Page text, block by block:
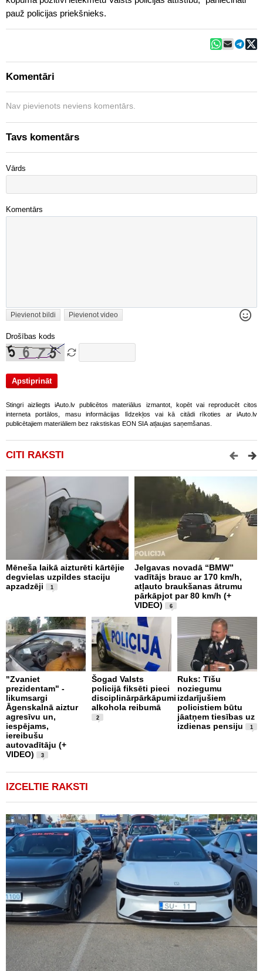
pauž policijas priekšnieks.
Komentāri
Nav pievienots neviens komentārs.
Tavs komentārs
Vārds
Komentārs
Pievienot bildi Pievienot video
Drošības kods
Stingri aizliegts iAuto.lv publicētos materiālus izmantot, kopēt vai reproducēt citos
interneta portālos, masu informācijas līdzekļos vai kā citādi rīkoties ar iAuto.lv
publicētajiem materiāliem bez rakstiskas EON SIA atļaujas saņemšanas.
CITI RAKSTI
Mēneša laikā aizturēti kārtējie
degvielas uzpildes staciju
apzadzēji
1
Jelgavas novadā “BMW”
vadītājs brauc ar 170 km/h,
atļauto braukšanas ātrumu
pārkāpjot par 80 km/h (+
VIDEO)
6
"Zvaniet
prezidentam" -
likumsargi
Āgenskalnā aiztur
agresīvu un,
iespējams,
iereibušu
autovadītāju (+
VIDEO)
3
Šogad Valsts
policijā fiksēti pieci
disciplinārpārkāpumi
alkohola reibumā
2
Ruks: Tīšu
noziegumu
izdarījušiem
policistiem būtu
jāatņem tiesības uz
izdienas pensiju
1
IZCELTIE RAKSTI